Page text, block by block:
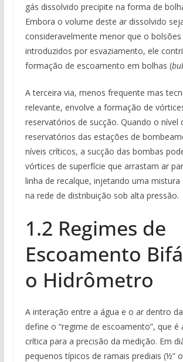
gás dissolvido precipite na forma de
Embora o volume deste ar dissolvido
consideravelmente menor que o bolsões
introduzidos por esvaziamento, ele
formação de escoamento em bolhas (
A terceira via, menos frequente mas
relevante, envolve a formação de
reservatórios de sucção. Quando o nível
reservatórios das estações de
níveis críticos, a sucção das bombas
vórtices de superfície que arrastam ar
linha de recalque, injetando uma mistura
na rede de distribuição sob alta pressão.
1.2 Regimes de
Escoamento
o Hidrômetro
A interação entre a água e o ar dentro
define o “regime de escoamento”, que é
crítica para a precisão da medição. Em
pequenos típicos de ramais prediais (½”